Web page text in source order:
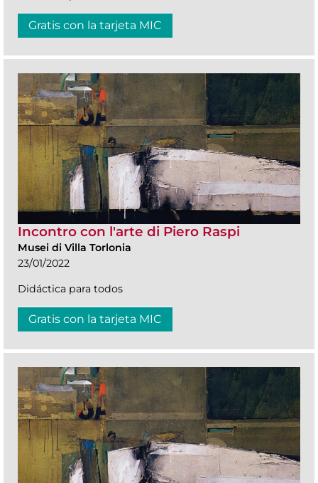
Gratis con la tarjeta MIC
Incontro con l'arte di Piero Raspi
Musei di Villa Torlonia
23/01/2022
Didáctica para todos
Gratis con la tarjeta MIC